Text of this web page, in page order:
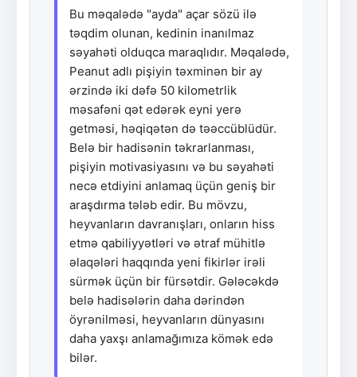
Bu məqalədə "ayda" açar sözü ilə
təqdim olunan, kedinin inanılmaz
səyahəti olduqca maraqlıdır. Məqalədə,
Peanut adlı pişiyin təxminən bir ay
ərzində iki dəfə 50 kilometrlik
məsafəni qət edərək eyni yerə
getməsi, həqiqətən də təəccüblüdür.
Belə bir hadisənin təkrarlanması,
pişiyin motivasiyasını və bu səyahəti
necə etdiyini anlamaq üçün geniş bir
araşdırma tələb edir. Bu mövzu,
heyvanların davranışları, onların hiss
etmə qabiliyyətləri və ətraf mühitlə
əlaqələri haqqında yeni fikirlər irəli
sürmək üçün bir fürsətdir. Gələcəkdə
belə hadisələrin daha dərindən
öyrənilməsi, heyvanların dünyasını
daha yaxşı anlamağımıza kömək edə
bilər.